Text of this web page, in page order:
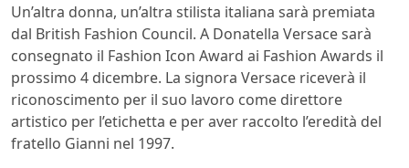
Un’altra donna, un’altra stilista italiana sarà premiata
dal British Fashion Council. A Donatella Versace sarà
consegnato il Fashion Icon Award ai Fashion Awards il
prossimo 4 dicembre. La signora Versace riceverà il
riconoscimento per il suo lavoro come direttore
artistico per l’etichetta e per aver raccolto l’eredità del
fratello Gianni nel 1997.